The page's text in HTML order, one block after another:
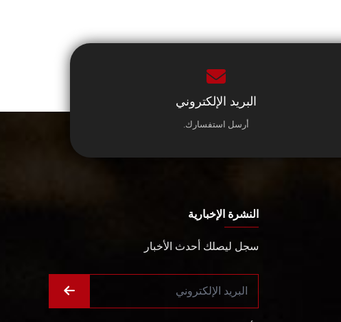
البريد الإلكتروني
أرسل استفسارك.
النشرة الإخبارية
سجل ليصلك أحدث الأخبار